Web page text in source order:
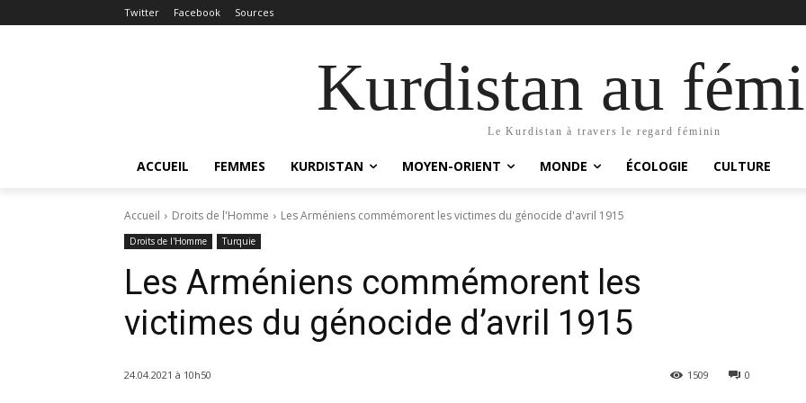
Twitter Facebook Sources
Kurdistan au
Le Kurdistan à travers le regard féminin
ACCUEIL FEMMES KURDISTAN MOYEN-ORIENT MONDE ÉCOLOGIE CULTURE
Accueil Droits de l'Homme Les Arméniens commémorent les victimes du génocide d'avril 1915
Droits de l'Homme Turquie
Les Arméniens commémorent les
victimes du génocide d’avril 1915
24.04.2021 à 10h50 0
1509